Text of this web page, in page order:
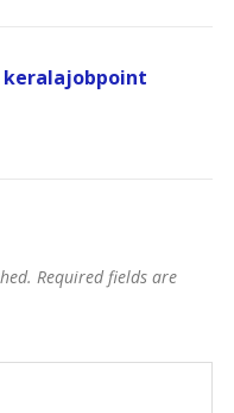
keralajobpoint
Required fields are